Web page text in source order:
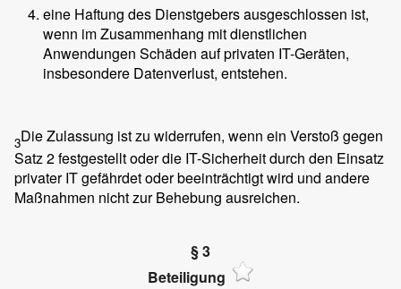
eine Haftung des Dienstgebers ausgeschlossen ist,
wenn im Zusammenhang mit dienstlichen
Anwendungen Schäden auf privaten IT-Geräten,
insbesondere Datenverlust, entstehen.
3Die Zulassung ist zu widerrufen, wenn ein Verstoß gegen
Satz 2 festgestellt oder die IT-Sicherheit durch den Einsatz
privater IT gefährdet oder beeinträchtigt wird und andere
Maßnahmen nicht zur Behebung ausreichen.
§ 3
Beteiligung